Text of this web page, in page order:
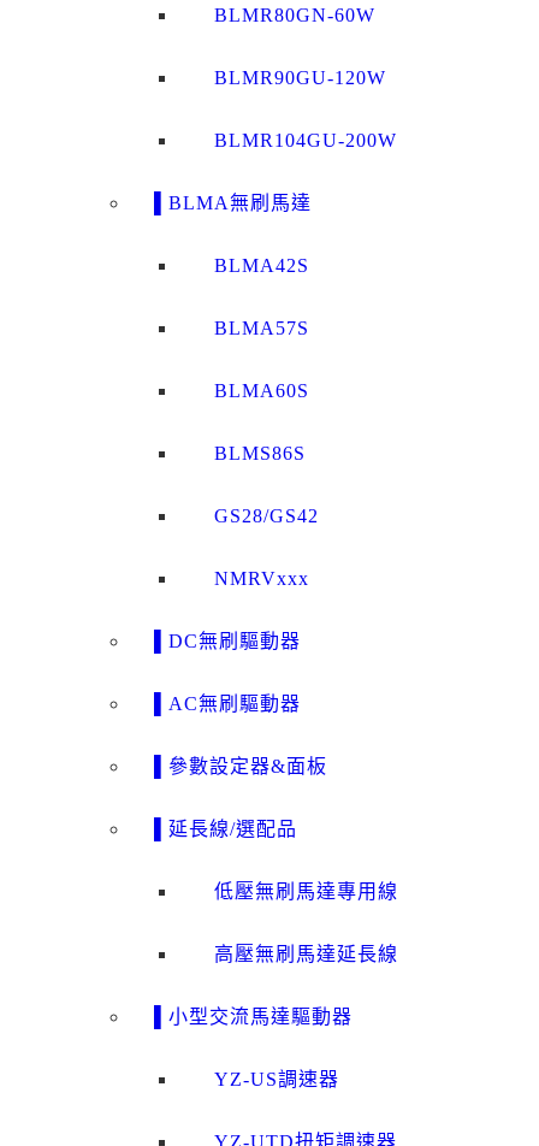
BLMR80GN-60W
BLMR90GU-120W
BLMR104GU-200W
▌BLMA無刷馬達
BLMA42S
BLMA57S
BLMA60S
BLMS86S
GS28/GS42
NMRVxxx
▌DC無刷驅動器
▌AC無刷驅動器
▌參數設定器&面板
▌延長線/選配品
低壓無刷馬達專用線
高壓無刷馬達延長線
▌小型交流馬達驅動器
YZ-US調速器